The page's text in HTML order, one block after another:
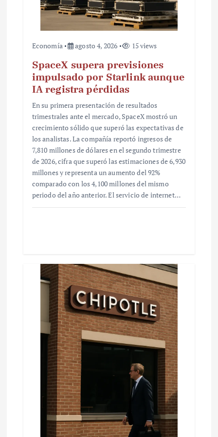
Economía agosto 4, 2026 15 views
SpaceX supera previsiones
impulsado por Starlink aunque
IA registra pérdidas
En su primera presentación de resultados
trimestrales ante el mercado, SpaceX mostró un
crecimiento sólido que superó las expectativas de
los analistas. La compañía reportó ingresos de
7,810 millones de dólares en el segundo trimestre
de 2026, cifra que superó las estimaciones de 6,930
millones y representa un aumento del 92%
comparado con los 4,100 millones del mismo
periodo del año anterior. El servicio de internet…